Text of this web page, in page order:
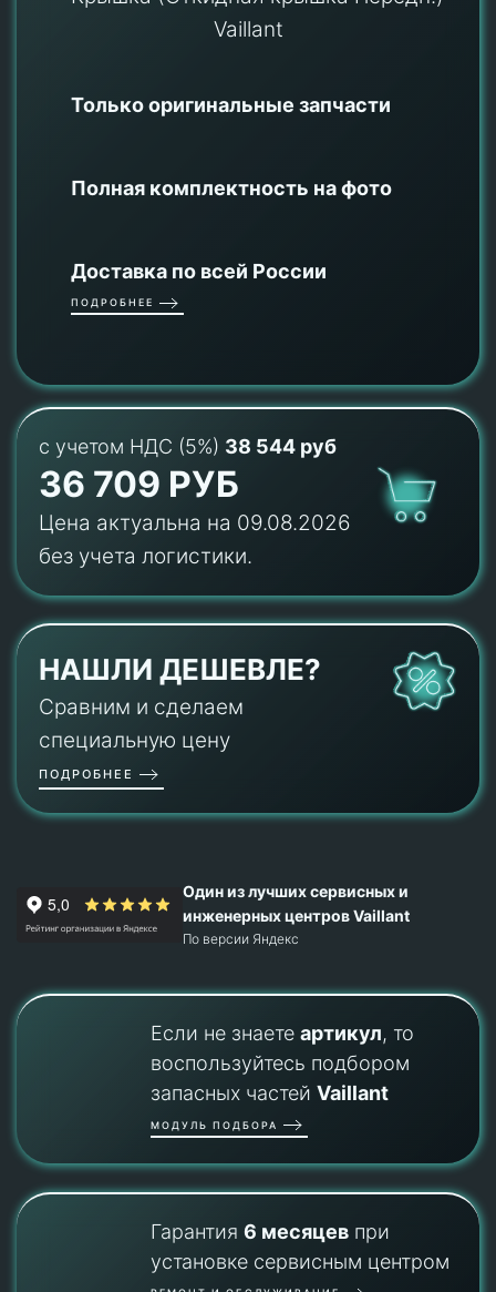
Только оригинальные запчасти
Полная комплектность на фото
Доставка по всей России
ПОДРОБНЕЕ
с учетом НДС (5%) 38 544 руб
36 709 РУБ
Цена актуальна на 09.08.2026
без учета логистики.
НАШЛИ ДЕШЕВЛЕ?
Сравним и сделаем
специальную цену
ПОДРОБНЕЕ
Один из лучших сервисных и
инженерных центров Vaillant
По версии Яндекс
Если не знаете артикул, то
воспользуйтесь подбором
запасных частей Vaillant
МОДУЛЬ ПОДБОРА
Гарантия 6 месяцевпри
установке сервисным центром